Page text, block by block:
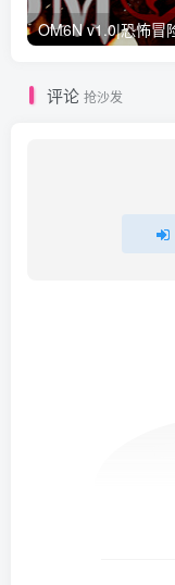
评论 抢沙发